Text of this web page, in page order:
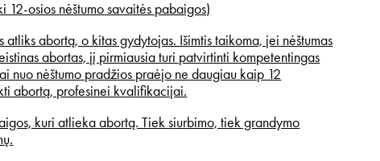
12-osios nėštumo savaitės pabaigos)
abortą, o kitas gydytojas. Išimtis taikoma, jei nėštumas
abortas, jį pirmiausia turi patvirtinti kompetentingas
nuo nėštumo pradžios praėjo ne daugiau kaip 12
abortą, profesinei kvalifikacijai.
kuri atlieka abortą. Tiek siurbimo, tiek grandymo